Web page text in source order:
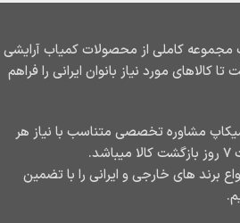
مجموعه کاملی از محصولات کمیاب آرایشی
کالاهای مورد نیاز بانوان ایرانی را فراهم
مشاوره تخصصی متناسب با نیاز هر
برند های خارجی و ایرانی را با تضمین